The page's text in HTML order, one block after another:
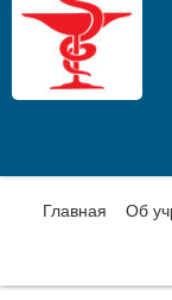
Главная Об